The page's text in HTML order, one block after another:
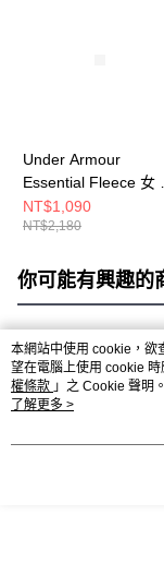
Under Armour
Essential Fleece 女
袖上衣 1373032-001
NT$1,090
NT$2,180
你可能有興趣的
熱門標籤
本網站中使用 cookie，欲
望在電腦上使用 cookie
權條款 」之 Cookie 聲明
用條款之 Cookie 聲明使用
了解更多 >